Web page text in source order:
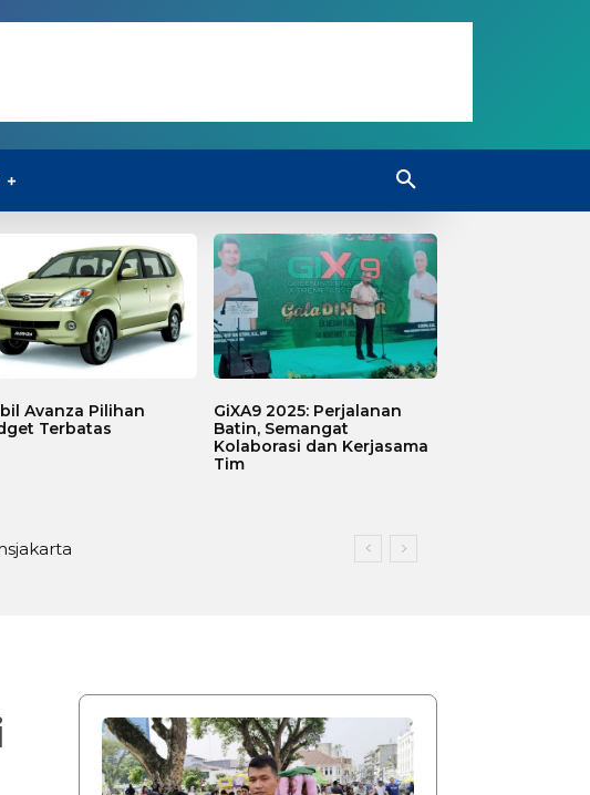
Avanza Pilihan
Terbatas
GiXA9 2025: Perjalanan
Batin, Semangat
Kolaborasi dan Kerjasama
Tim